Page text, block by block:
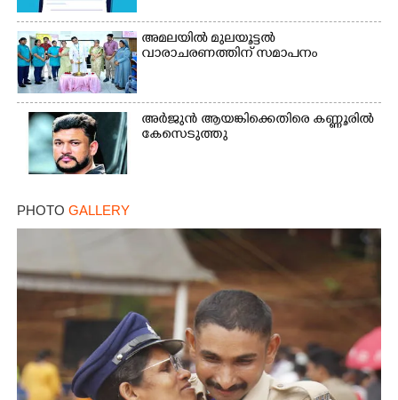
അമലയിൽ മുലയൂട്ടൽ
വാരാചരണത്തിന് സമാപനം
അർജുൻ ആയങ്കിക്കെതിരെ കണ്ണൂരിൽ
കേസെടുത്തു
PHOTO GALLERY
×
Share this link
Copy Link